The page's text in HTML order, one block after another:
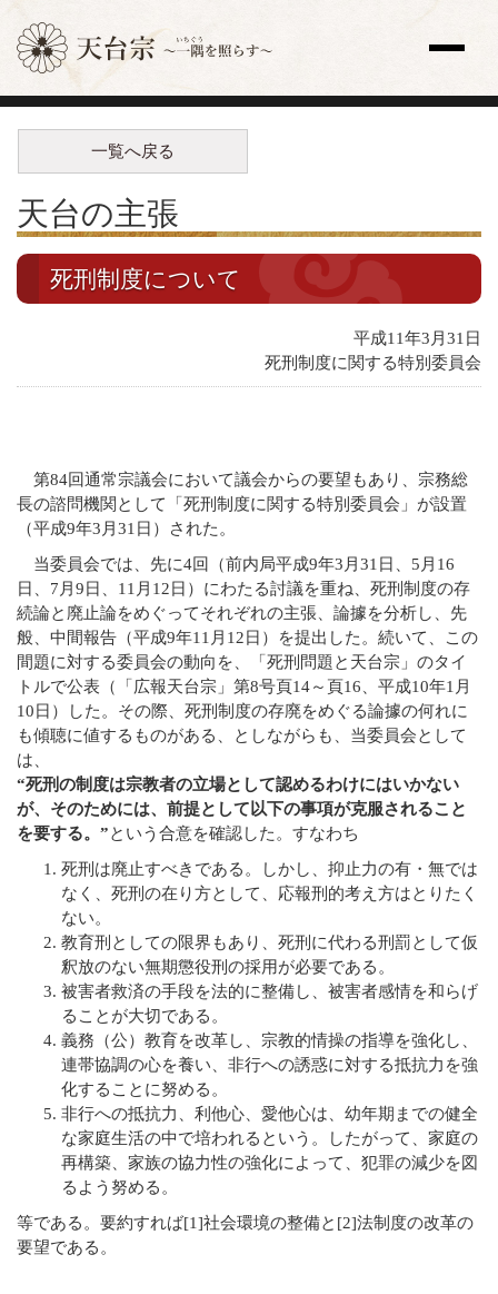
サイト内検索
トップページ
教え
宗祖・高祖・祖師・開祖
天台座主
天台声明（てんだいしょうみょう）
海外の寺院
寺院検索
寺院紹介
天台宗リンク集
全国の行事
行事報告
出版刊行物
天台ブックレット
天台ジャーナル
年中行事リーフレット(しおり)
天台宗開運招福カレンダー
ほとけさまのサイン
ともしび(バックナンバー)
僧侶になるには
天台の主張
比叡山宗教サミット
災害時における天台宗の取り組み
檀信徒のお勤めの作法と心得
年中行事・歳時記
葬儀と供養について
Q&A
法話集
天台青少年比叡山の集いのご案内
天台宗務庁
一隅を照らす運動総本部
天台宗典編纂所
各地の宗務所
関連機関
サイトマップ
一覧へ戻る
天台の主張
死刑制度について
平成11年3月31日
死刑制度に関する特別委員会
第84回通常宗議会において議会からの要望もあり、宗務総
長の諮問機関として「死刑制度に関する特別委員会」が設置
（平成9年3月31日）された。
当委員会では、先に4回（前内局平成9年3月31日、5月16
日、7月9日、11月12日）にわたる討議を重ね、死刑制度の存
続論と廃止論をめぐってそれぞれの主張、論據を分析し、先
般、中間報告（平成9年11月12日）を提出した。続いて、この
間題に対する委員会の動向を、「死刑問題と天台宗」のタイ
トルで公表（「広報天台宗」第8号頁14～頁16、平成10年1月
10日）した。その際、死刑制度の存廃をめぐる論據の何れに
も傾聴に値するものがある、としながらも、当委員会として
は、
“死刑の制度は宗教者の立場として認めるわけにはいかない
が、そのためには、前提として以下の事項が克服されること
を要する。”という合意を確認した。すなわち
死刑は廃止すべきである。しかし、抑止力の有・無では
なく、死刑の在り方として、応報刑的考え方はとりたく
ない。
教育刑としての限界もあり、死刑に代わる刑罰として仮
釈放のない無期懲役刑の採用が必要である。
被害者救済の手段を法的に整備し、被害者感情を和らげ
ることが大切である。
義務（公）教育を改革し、宗教的情操の指導を強化し、
連帯協調の心を養い、非行への誘惑に対する抵抗力を強
化することに努める。
非行への抵抗力、利他心、愛他心は、幼年期までの健全
な家庭生活の中で培われるという。したがって、家庭の
再構築、家族の協力性の強化によって、犯罪の減少を図
るよう努める。
等である。要約すれば[1]社会環境の整備と[2]法制度の改革の
要望である。